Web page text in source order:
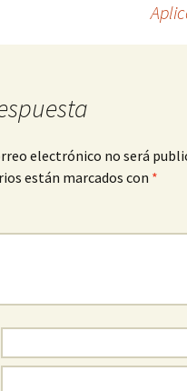
electrónico no será
están marcados con *